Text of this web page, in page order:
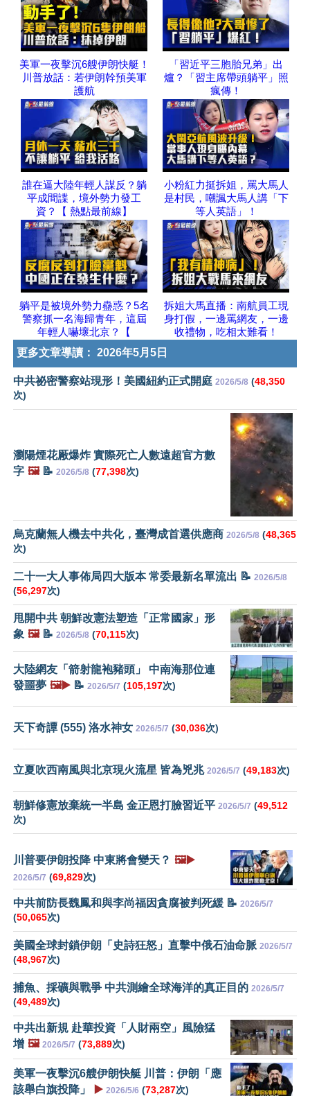
美軍一夜擊沉6艘伊朗快艇！
川普放話：若伊朗幹預美軍
護航
「習近平三胞胎兄弟」出
爐？「習主席帶頭躺平」照
瘋傳！
誰在逼大陸年輕人謀反？躺
平成間諜，境外勢力發工
資？【 熱點最前線】
小粉紅力挺拆姐，罵大馬人
是村民，嘲諷大馬人講「下
等人英語」！
躺平是被境外勢力蠱惑？5名
警察抓一名海歸青年，這屆
年輕人嚇壞北京？【
拆姐大馬直播：南航員工現
身打假，一邊罵網友，一邊
收禮物，吃相太難看！
更多文章導讀： 2026年5月5日
中共祕密警察站現形！美國紐約正式開庭 2026/5/8 (48,350
次)
瀏陽煙花厰爆炸 實際死亡人數遠超官方數
字 🖼️📝 2026/5/8 (77,398次)
烏克蘭無人機去中共化，臺灣成首選供應商 2026/5/8 (48,365
次)
二十一大人事佈局四大版本 常委最新名單流出 📝 2026/5/8
(56,297次)
甩開中共 朝鮮改憲法塑造「正常國家」形
象 🖼️📝 2026/5/8 (70,115次)
大陸網友「箭射龍袍豬頭」 中南海那位連
發噩夢 🖼️▶️ 📝 2026/5/7 (105,197次)
天下奇譚 (555) 洛水神女 2026/5/7 (30,036次)
立夏吹西南風與北京現火流星 皆為兇兆 2026/5/7 (49,183次)
朝鮮修憲放棄統一半島 金正恩打臉習近平 2026/5/7 (49,512
次)
川普要伊朗投降 中東將會變天？ 🖼️▶️
2026/5/7 (69,829次)
中共前防長魏鳳和與李尚福因貪腐被判死緩 📝 2026/5/7
(50,065次)
美國全球封鎖伊朗「史詩狂怒」直擊中俄石油命脈 2026/5/7
(48,967次)
捕魚、採礦與戰爭 中共測繪全球海洋的真正目的 2026/5/7
(49,489次)
中共出新規 赴華投資「人財兩空」風險猛
增 🖼️ 2026/5/7 (73,889次)
美軍一夜擊沉6艘伊朗快艇 川普：伊朗「應
該舉白旗投降」
▶️ 2026/5/6 (73,287次)